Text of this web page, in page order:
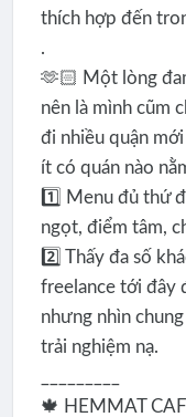
thích hợp đến
.
🫶🏻 Một lòng
nên là mình cũm
đi nhiều quận
ít có quán nào
1️⃣ Menu đủ thứ
ngọt, điểm tâm,
2️⃣ Thấy đa số
freelance tới đây
nhưng nhìn
trải nghiệm nạ.
🍁 HEMMAT